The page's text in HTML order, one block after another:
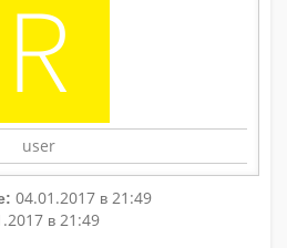
user
04.01.2017 в 21:49
в 21:49